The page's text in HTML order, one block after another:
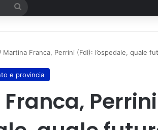
Martina Franca, Perrini (FdI): l’ospedale, quale
e provincia